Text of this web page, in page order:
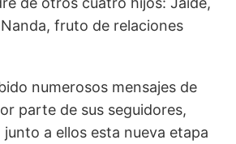
fruto de relaciones
numerosos mensajes de
parte de sus seguidores,
junto a ellos esta nueva etapa